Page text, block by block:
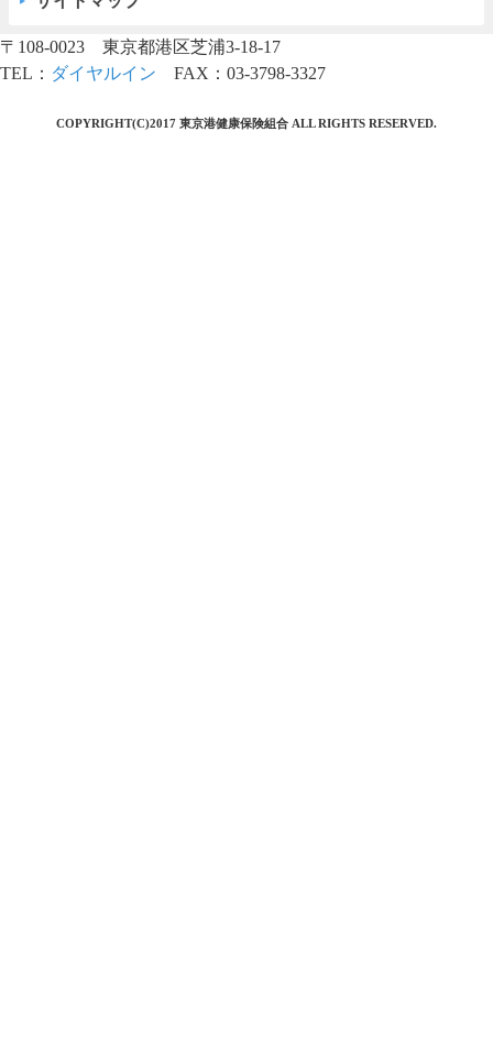
〒108-0023 東京都港区芝浦3-18-17
TEL： ダイヤルイン FAX：03-3798-3327
COPYRIGHT(C)2017 東京港健康保険組合 ALL RIGHTS RESERVED.